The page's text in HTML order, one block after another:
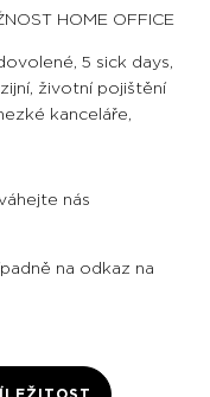
HOME OFFICE
5 sick days,
životní pojištění
kanceláře,
nás
na odkaz na